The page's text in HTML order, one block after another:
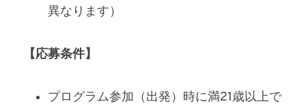
異なります）
【応募条件】
プログラム参加（出発）時に満21歳以上で